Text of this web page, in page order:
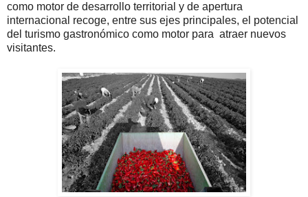
como motor de desarrollo territorial y de apertura
internacional recoge, entre sus ejes principales, el potencial
del turismo gastronómico como motor para atraer nuevos
visitantes.